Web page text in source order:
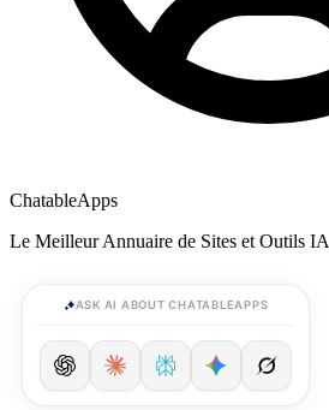
ChatableApps
Le Meilleur Annuaire de Sites et Outils IA
ASK AI ABOUT CHATABLEAPPS